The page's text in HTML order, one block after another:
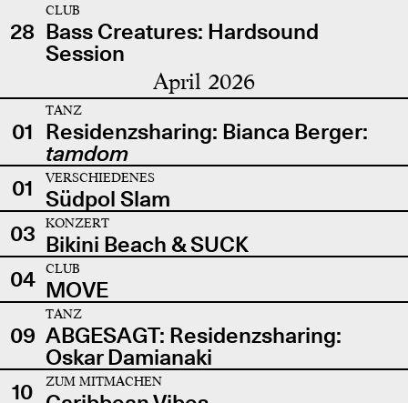
28
CLUB
Bass Creatures: Hardsound
Session
April 2026
01
TANZ
Residenzsharing: Bianca Berger:
tamdom
01
VERSCHIEDENES
Südpol Slam
03
KONZERT
Bikini Beach & SUCK
04
CLUB
MOVE
09
TANZ
ABGESAGT: Residenzsharing:
Oskar Damianaki
10
ZUM MITMACHEN